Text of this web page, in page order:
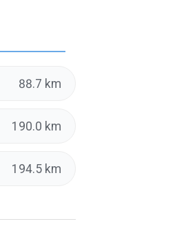
88.7 km
190.0 km
194.5 km